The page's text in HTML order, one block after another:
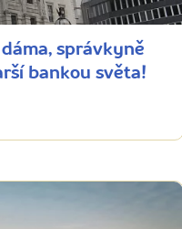
správkyně
bankou světa!